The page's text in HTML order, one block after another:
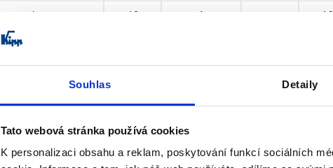
Souhlas Detaily
Tato webová stránka používá cookies
K personalizaci obsahu a reklam, poskytování funkcí sociálních
zinek 49 A 18
zinek
zinek 119
nerezová ocel 59 A — 18